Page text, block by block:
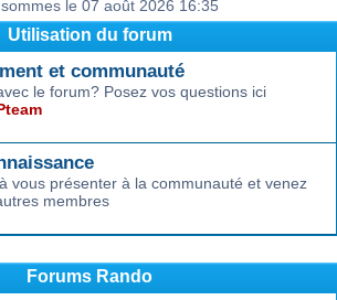
e
le 07 août 2026 16:35
Utilisation du forum
et communauté
le forum? Posez vos questions ici
vous présenter à la communauté et venez
membres
Forums Rando